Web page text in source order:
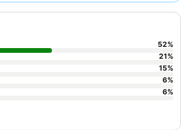
warto poprosić o pokój z widokiem na
52%
21%
15%
6%
6%